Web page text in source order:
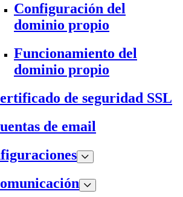
Configuración del
dominio propio
Funcionamiento del
dominio propio
de seguridad SSL
de email